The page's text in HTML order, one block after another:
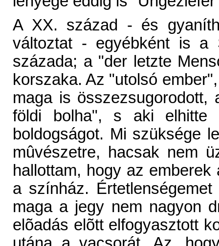
A XX. század - és
változtat - egyébként is a
százada; a "der letzte
korszaka. Az "utolsó
maga is összezsugorodott,
földi bolha", s aki elhitte
boldogságot. Mi szüksége
mûvészetre, hacsak nem
hallottam, hogy az
a színház.
maga a jegy nem nagyon
elõadás elõtt elfogyasztott